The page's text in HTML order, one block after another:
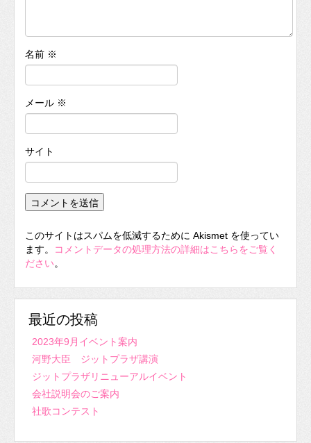
名前 ※
メール ※
サイト
このサイトはスパムを低減するために Akismet を使ってい
ます。
コメントデータの処理方法の詳細はこちらをご覧く
ださい。
最近の投稿
2023年9月イベント案内
河野大臣 ジットプラザ講演
ジットプラザリニューアルイベント
会社説明会のご案内
社歌コンテスト